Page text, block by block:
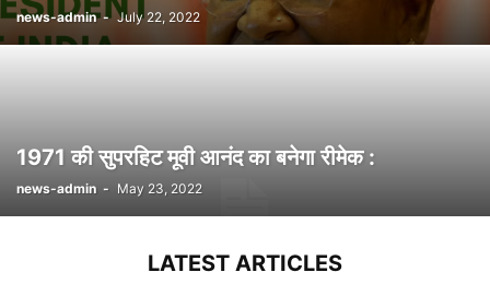
news-admin - July 22, 2022
1971 की सुपरहिट मूवी आनंद का बनेगा रीमेक :
news-admin - May 23, 2022
LATEST ARTICLES